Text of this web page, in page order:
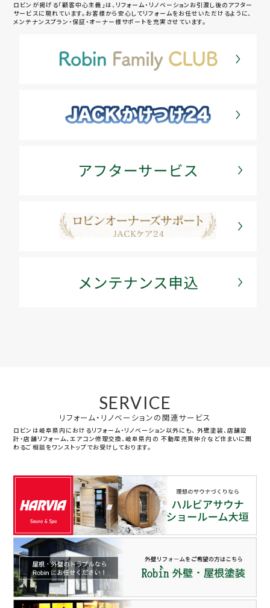
ロビンが掲げる「顧客中心主義」は、リフォーム・リノベーションお引渡し後のアフター
サービスに現れています。お客様から安心してリフォームをお任せいただけるように、
メンテナンスプラン・保証・オーナー様サポートを充実させています。
SERVICE
リフォーム・リノベーションの関連サービス
ロビンは岐阜県内におけるリフォーム・リノベーション以外にも、 外壁塗装、店舗設
計・店舗リフォーム、エアコン修理交換、岐阜県内の 不動産売買仲介など住まいに関
わるご相談をワンストップでお受けしております。